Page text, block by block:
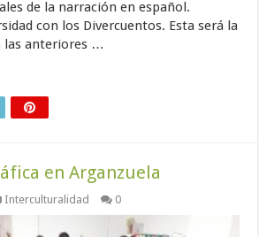
de la narración en español.
con los Divercuentos. Esta será la
las anteriores …
en Arganzuela
Interculturalidad 0